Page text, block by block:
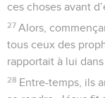
ces choses avant
27 Alors,
tous ceux des
rapportait à lui
28 Entre-temps, ils